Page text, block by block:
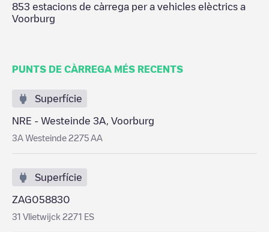
853 estacions de càrrega per a vehicles elèctrics a
Voorburg
PUNTS DE CÀRREGA MÉS RECENTS
Superfície
NRE - Westeinde 3A, Voorburg
3A Westeinde 2275 AA
Superfície
ZAG058830
31 Vlietwijck 2271 ES